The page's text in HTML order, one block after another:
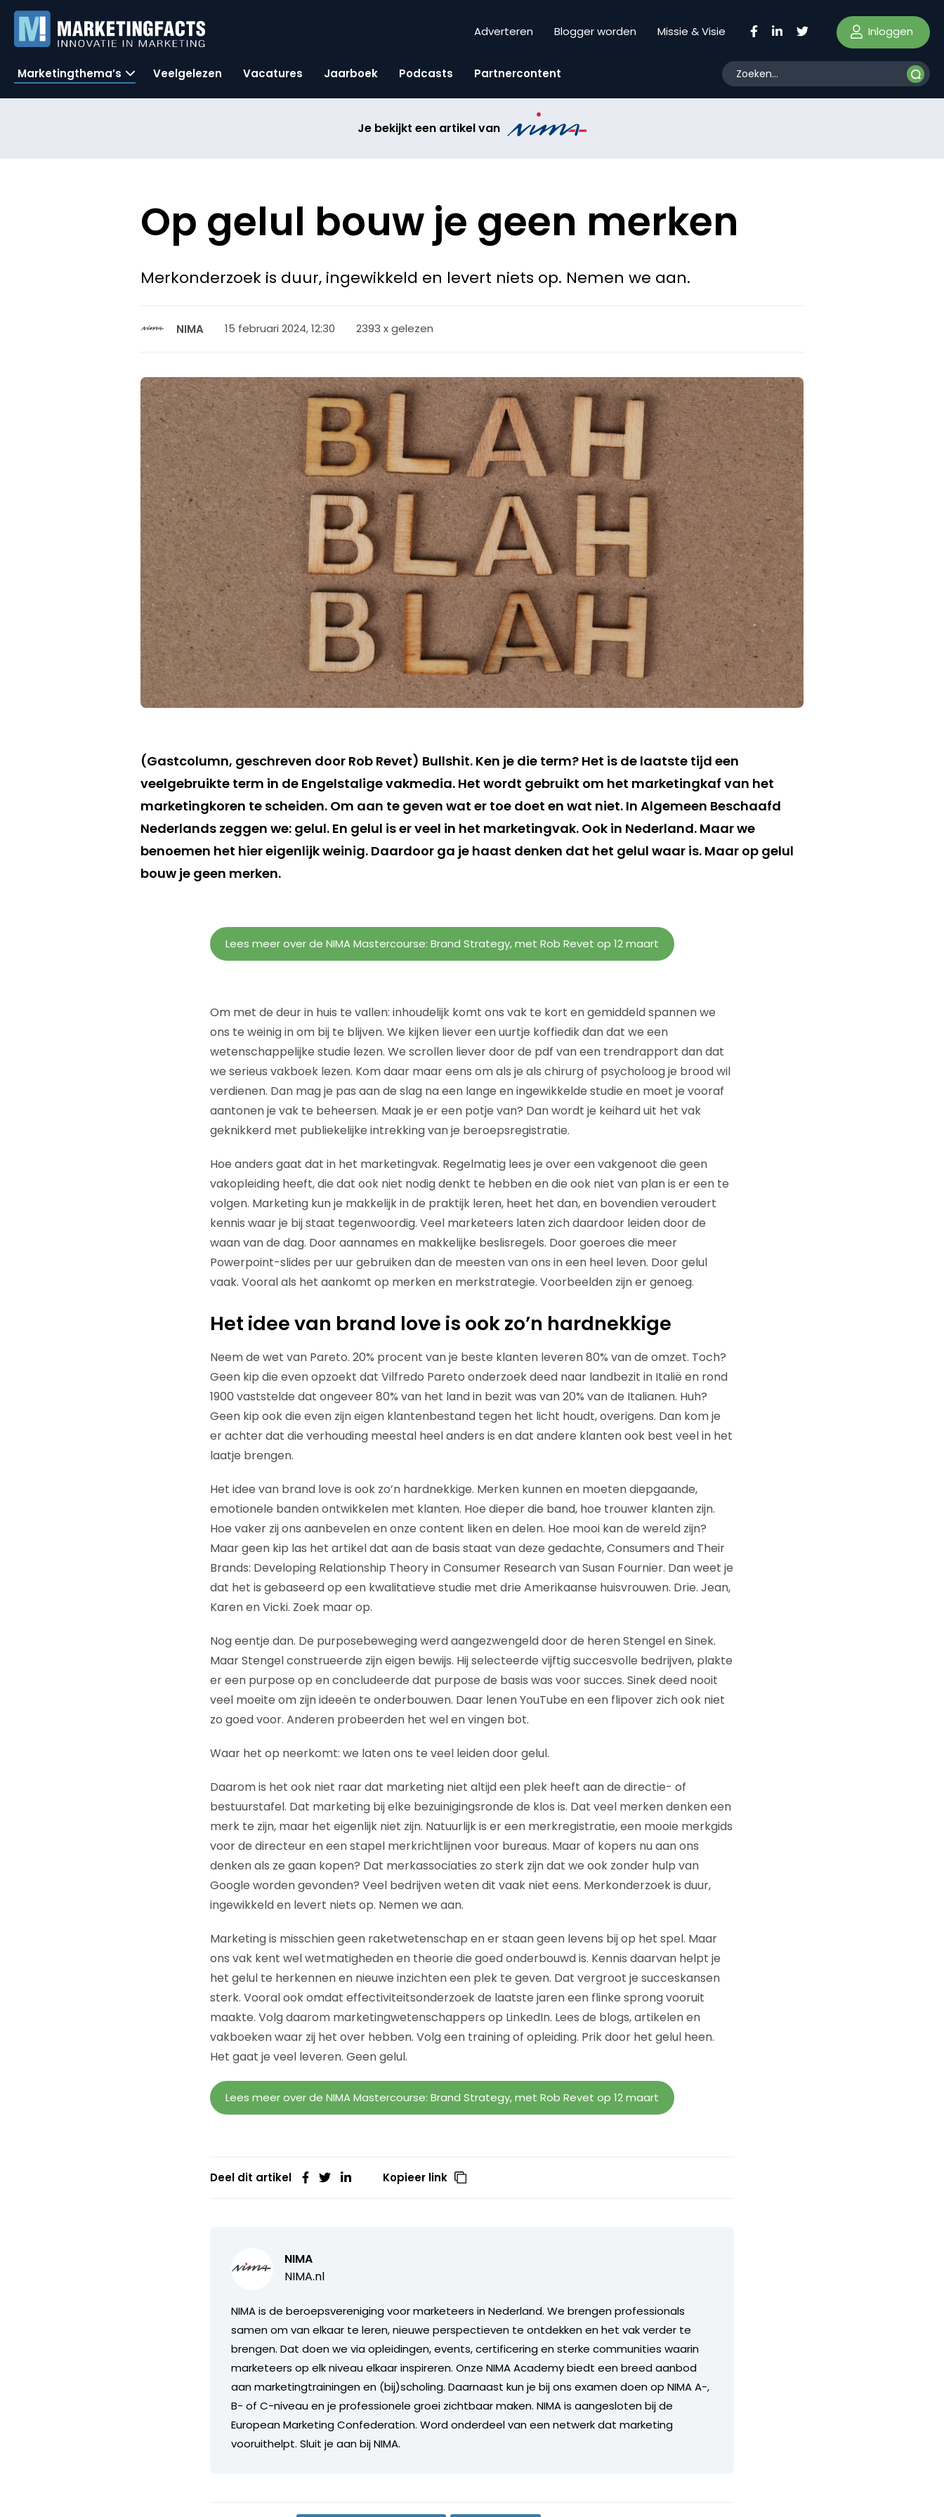
Adverteren Blogger worden Missie & Visie Inloggen
Marketingthema’s Veelgelezen Vacatures Jaarboek Podcasts Partnercontent
Je bekijkt een artikel van
Op gelul bouw je geen merken
Merkonderzoek is duur, ingewikkeld en levert niets op. Nemen we aan.
NIMA 15 februari 2024, 12:30 2393 x gelezen
(Gastcolumn, geschreven door Rob Revet) Bullshit. Ken je die term? Het is de laatste tijd een
veelgebruikte term in de Engelstalige vakmedia. Het wordt gebruikt om het marketingkaf van het
marketingkoren te scheiden. Om aan te geven wat er toe doet en wat niet. In Algemeen Beschaafd
Nederlands zeggen we: gelul. En gelul is er veel in het marketingvak. Ook in Nederland. Maar we
benoemen het hier eigenlijk weinig. Daardoor ga je haast denken dat het gelul waar is. Maar op gelul
bouw je geen merken.
Lees meer over de NIMA Mastercourse: Brand Strategy, met Rob Revet op 12 maart
Om met de deur in huis te vallen: inhoudelijk komt ons vak te kort en gemiddeld spannen we
ons te weinig in om bij te blijven. We kijken liever een uurtje koffiedik dan dat we een
wetenschappelijke studie lezen. We scrollen liever door de pdf van een trendrapport dan dat
we serieus vakboek lezen. Kom daar maar eens om als je als chirurg of psycholoog je brood wil
verdienen. Dan mag je pas aan de slag na een lange en ingewikkelde studie en moet je vooraf
aantonen je vak te beheersen. Maak je er een potje van? Dan wordt je keihard uit het vak
geknikkerd met publiekelijke intrekking van je beroepsregistratie.
Hoe anders gaat dat in het marketingvak. Regelmatig lees je over een vakgenoot die geen
vakopleiding heeft, die dat ook niet nodig denkt te hebben en die ook niet van plan is er een te
volgen. Marketing kun je makkelijk in de praktijk leren, heet het dan, en bovendien veroudert
kennis waar je bij staat tegenwoordig. Veel marketeers laten zich daardoor leiden door de
waan van de dag. Door aannames en makkelijke beslisregels. Door goeroes die meer
Powerpoint-slides per uur gebruiken dan de meesten van ons in een heel leven. Door gelul
vaak. Vooral als het aankomt op merken en merkstrategie. Voorbeelden zijn er genoeg.
Het idee van brand love is ook zo’n hardnekkige
Neem de wet van Pareto. 20% procent van je beste klanten leveren 80% van de omzet. Toch?
Geen kip die even opzoekt dat Vilfredo Pareto onderzoek deed naar landbezit in Italië en rond
1900 vaststelde dat ongeveer 80% van het land in bezit was van 20% van de Italianen. Huh?
Geen kip ook die even zijn eigen klantenbestand tegen het licht houdt, overigens. Dan kom je
er achter dat die verhouding meestal heel anders is en dat andere klanten ook best veel in het
laatje brengen.
Het idee van brand love is ook zo’n hardnekkige. Merken kunnen en moeten diepgaande,
emotionele banden ontwikkelen met klanten. Hoe dieper die band, hoe trouwer klanten zijn.
Hoe vaker zij ons aanbevelen en onze content liken en delen. Hoe mooi kan de wereld zijn?
Maar geen kip las het artikel dat aan de basis staat van deze gedachte, Consumers and Their
Brands: Developing Relationship Theory in Consumer Research van Susan Fournier. Dan weet je
dat het is gebaseerd op een kwalitatieve studie met drie Amerikaanse huisvrouwen. Drie. Jean,
Karen en Vicki. Zoek maar op.
Nog eentje dan. De purposebeweging werd aangezwengeld door de heren Stengel en Sinek.
Maar Stengel construeerde zijn eigen bewijs. Hij selecteerde vijftig succesvolle bedrijven, plakte
er een purpose op en concludeerde dat purpose de basis was voor succes. Sinek deed nooit
veel moeite om zijn ideeën te onderbouwen. Daar lenen YouTube en een flipover zich ook niet
zo goed voor. Anderen probeerden het wel en vingen bot.
Waar het op neerkomt: we laten ons te veel leiden door gelul.
Daarom is het ook niet raar dat marketing niet altijd een plek heeft aan de directie- of
bestuurstafel. Dat marketing bij elke bezuinigingsronde de klos is. Dat veel merken denken een
merk te zijn, maar het eigenlijk niet zijn. Natuurlijk is er een merkregistratie, een mooie merkgids
voor de directeur en een stapel merkrichtlijnen voor bureaus. Maar of kopers nu aan ons
denken als ze gaan kopen? Dat merkassociaties zo sterk zijn dat we ook zonder hulp van
Google worden gevonden? Veel bedrijven weten dit vaak niet eens. Merkonderzoek is duur,
ingewikkeld en levert niets op. Nemen we aan.
Marketing is misschien geen raketwetenschap en er staan geen levens bij op het spel. Maar
ons vak kent wel wetmatigheden en theorie die goed onderbouwd is. Kennis daarvan helpt je
het gelul te herkennen en nieuwe inzichten een plek te geven. Dat vergroot je succeskansen
sterk. Vooral ook omdat effectiviteitsonderzoek de laatste jaren een flinke sprong vooruit
maakte. Volg daarom marketingwetenschappers op LinkedIn. Lees de blogs, artikelen en
vakboeken waar zij het over hebben. Volg een training of opleiding. Prik door het gelul heen.
Het gaat je veel leveren. Geen gelul.
Lees meer over de NIMA Mastercourse: Brand Strategy, met Rob Revet op 12 maart
Deel dit artikel Kopieer link
NIMA
NIMA.nl
NIMA is de beroepsvereniging voor marketeers in Nederland. We brengen professionals
samen om van elkaar te leren, nieuwe perspectieven te ontdekken en het vak verder te
brengen. Dat doen we via opleidingen, events, certificering en sterke communities waarin
marketeers op elk niveau elkaar inspireren. Onze NIMA Academy biedt een breed aanbod
aan marketingtrainingen en (bij)scholing. Daarnaast kun je bij ons examen doen op NIMA A-,
B- of C-niveau en je professionele groei zichtbaar maken. NIMA is aangesloten bij de
European Marketing Confederation. Word onderdeel van een netwerk dat marketing
vooruithelpt. Sluit je aan bij NIMA.